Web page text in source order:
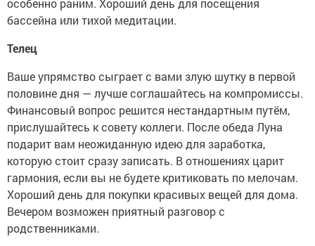
особенно раним. Хороший день для посещения
бассейна или тихой медитации.
Телец
Ваше упрямство сыграет с вами злую шутку в первой
половине дня — лучше соглашайтесь на компромиссы.
Финансовый вопрос решится нестандартным путём,
прислушайтесь к совету коллеги. После обеда Луна
подарит вам неожиданную идею для заработка,
которую стоит сразу записать. В отношениях царит
гармония, если вы не будете критиковать по мелочам.
Хороший день для покупки красивых вещей для дома.
Вечером возможен приятный разговор с
родственниками.